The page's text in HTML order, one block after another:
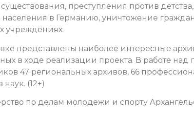
преступления против
в Германию, уничтожение
учреждениях.
представлены наиболее интересные
в ходе реализации проекта. В работе над
47 региональных архивов, 66
наук. (12+)
по делам молодежи и спорту